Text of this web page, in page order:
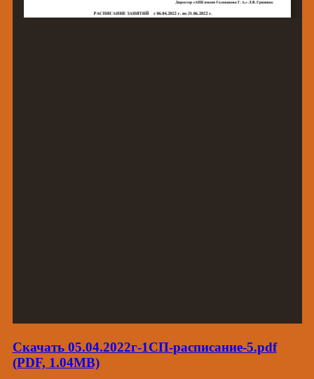
Скачать 05.04.2022г-1СП-расписание-5.pdf
(PDF, 1.04MB)